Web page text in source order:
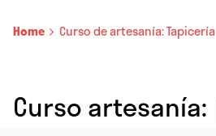
Home Curso de artesanía: Tapicería
Curso artesanía: